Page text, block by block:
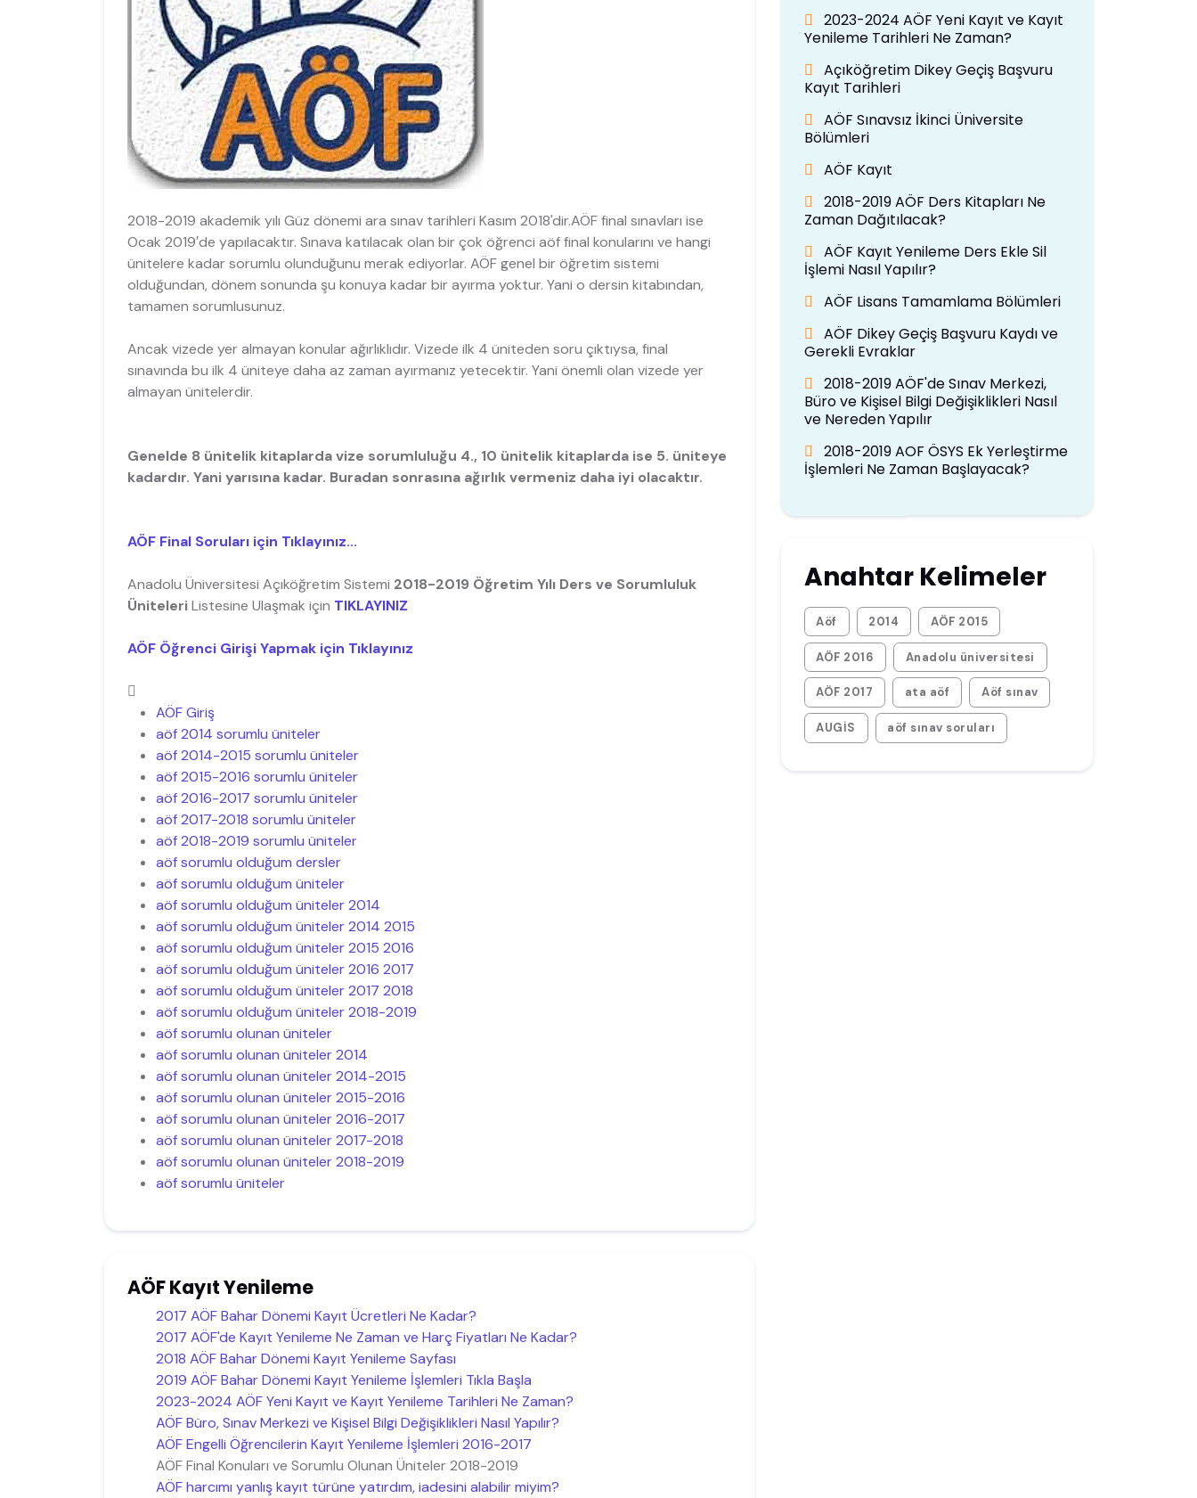
2018-2019 akademik yılı Güz dönemi ara sınav tarihleri Kasım 2018'dir.AÖF final sınavları ise
Ocak 2019′de yapılacaktır. Sınava katılacak olan bir çok öğrenci aöf final konularını ve hangi
ünitelere kadar sorumlu olunduğunu merak ediyorlar. AÖF genel bir öğretim sistemi
olduğundan, dönem sonunda şu konuya kadar bir ayırma yoktur. Yani o dersin kitabından,
tamamen sorumlusunuz.
Ancak vizede yer almayan konular ağırlıklıdır. Vizede ilk 4 üniteden soru çıktıysa, final
sınavında bu ilk 4 üniteye daha az zaman ayırmanız yetecektir. Yani önemli olan vizede yer
almayan ünitelerdir.
Genelde 8 ünitelik kitaplarda vize sorumluluğu 4., 10 ünitelik kitaplarda ise 5. üniteye
kadardır. Yani yarısına kadar. Buradan sonrasına ağırlık vermeniz daha iyi olacaktır.
AÖF Final Soruları için Tıklayınız...
Anadolu Üniversitesi Açıköğretim Sistemi 2018-2019 Öğretim Yılı Ders ve Sorumluluk
ÜniteleriListesine Ulaşmak için TIKLAYINIZ
AÖF Öğrenci Girişi Yapmak için Tıklayınız
AÖF Giriş
aöf 2014 sorumlu üniteler
aöf 2014-2015 sorumlu üniteler
aöf 2015-2016 sorumlu üniteler
aöf 2016-2017 sorumlu üniteler
aöf 2017-2018 sorumlu üniteler
aöf 2018-2019 sorumlu üniteler
aöf sorumlu olduğum dersler
aöf sorumlu olduğum üniteler
aöf sorumlu olduğum üniteler 2014
aöf sorumlu olduğum üniteler 2014 2015
aöf sorumlu olduğum üniteler 2015 2016
aöf sorumlu olduğum üniteler 2016 2017
aöf sorumlu olduğum üniteler 2017 2018
aöf sorumlu olduğum üniteler 2018-2019
aöf sorumlu olunan üniteler
aöf sorumlu olunan üniteler 2014
aöf sorumlu olunan üniteler 2014-2015
aöf sorumlu olunan üniteler 2015-2016
aöf sorumlu olunan üniteler 2016-2017
aöf sorumlu olunan üniteler 2017-2018
aöf sorumlu olunan üniteler 2018-2019
aöf sorumlu üniteler
AÖF Kayıt Yenileme
2017 AÖF Bahar Dönemi Kayıt Ücretleri Ne Kadar?
2017 AÖF'de Kayıt Yenileme Ne Zaman ve Harç Fiyatları Ne Kadar?
2018 AÖF Bahar Dönemi Kayıt Yenileme Sayfası
2019 AÖF Bahar Dönemi Kayıt Yenileme İşlemleri Tıkla Başla
2023-2024 AÖF Yeni Kayıt ve Kayıt Yenileme Tarihleri Ne Zaman?
AÖF Büro, Sınav Merkezi ve Kişisel Bilgi Değişiklikleri Nasıl Yapılır?
AÖF Engelli Öğrencilerin Kayıt Yenileme İşlemleri 2016-2017
AÖF Final Konuları ve Sorumlu Olunan Üniteler 2018-2019
AÖF harcımı yanlış kayıt türüne yatırdım, iadesini alabilir miyim?
2023-2024 AÖF Yeni Kayıt ve Kayıt
Yenileme Tarihleri Ne Zaman?
Açıköğretim Dikey Geçiş Başvuru
Kayıt Tarihleri
AÖF Sınavsız İkinci Üniversite
Bölümleri
AÖF Kayıt
2018-2019 AÖF Ders Kitapları Ne
Zaman Dağıtılacak?
AÖF Kayıt Yenileme Ders Ekle Sil
İşlemi Nasıl Yapılır?
AÖF Lisans Tamamlama Bölümleri
AÖF Dikey Geçiş Başvuru Kaydı ve
Gerekli Evraklar
2018-2019 AÖF'de Sınav Merkezi,
Büro ve Kişisel Bilgi Değişiklikleri Nasıl
ve Nereden Yapılır
2018-2019 AOF ÖSYS Ek Yerleştirme
İşlemleri Ne Zaman Başlayacak?
Anahtar Kelimeler
Aöf 2014 AÖF 2015
AÖF 2016 Anadolu üniversitesi
AÖF 2017 ata aöf Aöf sınav
AUGİS aöf sınav soruları